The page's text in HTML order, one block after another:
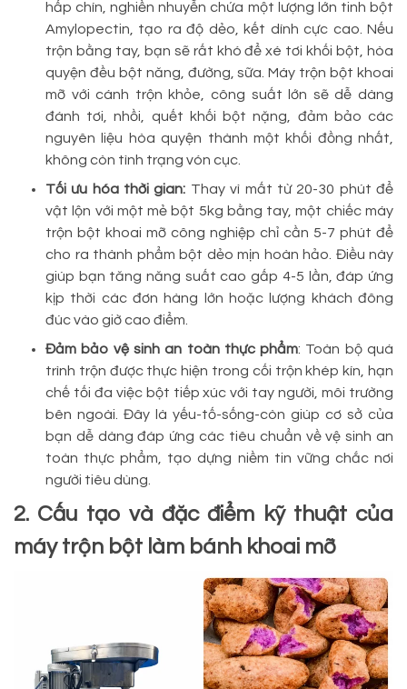
hấp chín, nghiền nhuyễn chứa một lượng lớn tinh bột
Amylopectin, tạo ra độ dẻo, kết dính cực cao. Nếu
trộn bằng tay, bạn sẽ rất khó để xé tơi khối bột, hòa
quyện đều bột năng, đường, sữa. Máy trộn bột khoai
mỡ với cánh trộn khỏe, công suất lớn sẽ dễ dàng
đánh tơi, nhồi, quết khối bột nặng, đảm bảo các
nguyên liệu hòa quyện thành một khối đồng nhất,
không còn tình trạng vón cục.
Tối ưu hóa thời gian: Thay vì mất từ 20-30 phút để
vật lộn với một mẻ bột 5kg bằng tay, một chiếc máy
trộn bột khoai mỡ công nghiệp chỉ cần 5-7 phút để
cho ra thành phẩm bột dẻo mịn hoàn hảo. Điều này
giúp bạn tăng năng suất cao gấp 4-5 lần, đáp ứng
kịp thời các đơn hàng lớn hoặc lượng khách đông
đúc vào giờ cao điểm.
Đảm bảo vệ sinh an toàn thực phẩm: Toàn bộ quá
trình trộn được thực hiện trong cối trộn khép kín, hạn
chế tối đa việc bột tiếp xúc với tay người, môi trường
bên ngoài. Đây là yếu-tố-sống-còn giúp cơ sở của
bạn dễ dàng đáp ứng các tiêu chuẩn về vệ sinh an
toàn thực phẩm, tạo dựng niềm tin vững chắc nơi
người tiêu dùng.
2. Cấu tạo và đặc điểm kỹ thuật của
máy trộn bột làm bánh khoai mỡ